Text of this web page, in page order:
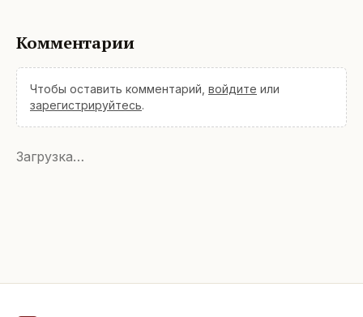
Комментарии
Чтобы оставить комментарий, войдите или
зарегистрируйтесь.
Загрузка…